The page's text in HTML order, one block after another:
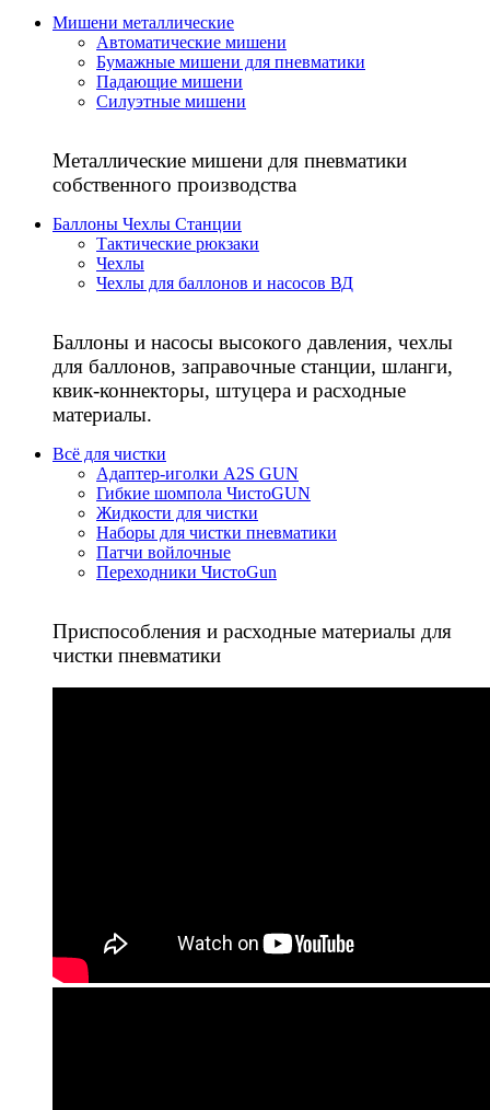
Мишени металлические
Автоматические мишени
Бумажные мишени для пневматики
Падающие мишени
Силуэтные мишени
Металлические мишени для пневматики
собственного производства
Баллоны Чехлы Станции
Тактические рюкзаки
Чехлы
Чехлы для баллонов и насосов ВД
Баллоны и насосы высокого давления, чехлы
для баллонов, заправочные станции, шланги,
квик-коннекторы, штуцера и расходные
материалы.
Всё для чистки
Адаптер-иголки A2S GUN
Гибкие шомпола ЧистоGUN
Жидкости для чистки
Наборы для чистки пневматики
Патчи войлочные
Переходники ЧистоGun
Приспособления и расходные материалы для
чистки пневматики